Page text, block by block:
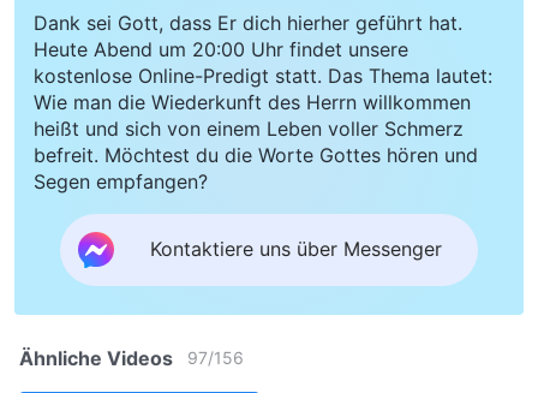
Dank sei Gott, dass Er dich hierher geführt hat.
Heute Abend um 20:00 Uhr findet unsere
kostenlose Online-Predigt statt. Das Thema lautet:
Wie man die Wiederkunft des Herrn willkommen
heißt und sich von einem Leben voller Schmerz
befreit. Möchtest du die Worte Gottes hören und
Segen empfangen?
Kontaktiere uns über Messenger
Ähnliche Videos 97/156